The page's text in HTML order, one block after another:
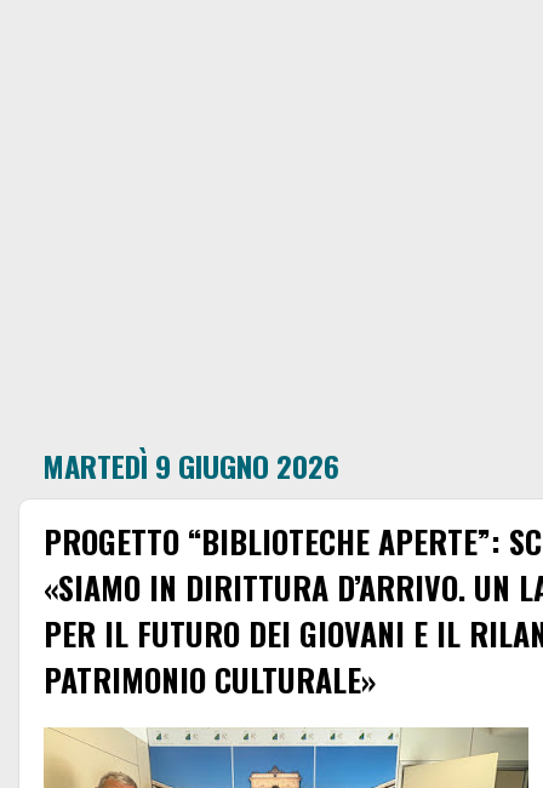
MARTEDÌ 9 GIUGNO 2026
PROGETTO “BIBLIOTECHE APERTE”:
«SIAMO IN DIRITTURA D’ARRIVO. UN
PER IL FUTURO DEI GIOVANI E IL
PATRIMONIO CULTURALE»